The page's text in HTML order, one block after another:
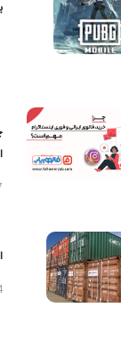
27 مرداد 1404
04 اسفند 1404